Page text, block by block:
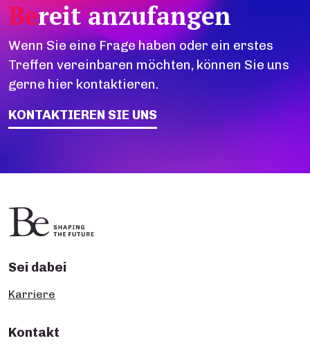
Bereit anzufangen
Wenn Sie eine Frage haben oder ein erstes
Treffen vereinbaren möchten, können Sie uns
gerne hier kontaktieren.
KONTAKTIEREN SIE UNS
Sei dabei
Karriere
Kontakt